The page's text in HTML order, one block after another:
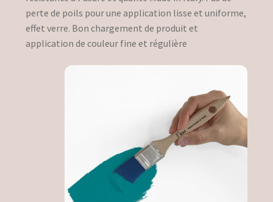
Lamps
Relief Paintings
perte de poils pour une application lisse et uniforme,
effet verre. Bon chargement de produit et
application de couleur fine et régulière